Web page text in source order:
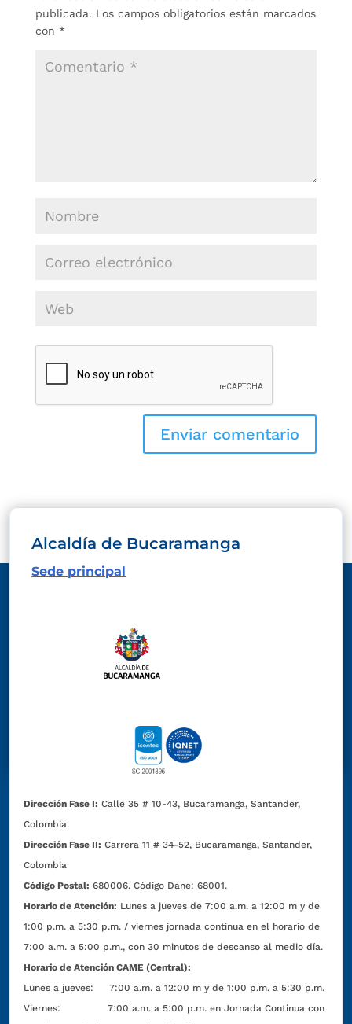
publicada. Los campos obligatorios están marcados
con *
Alcaldía de Bucaramanga
Sede principal
Dirección Fase I: Calle 35 # 10-43, Bucaramanga, Santander,
Colombia.
Dirección Fase II: Carrera 11 # 34-52, Bucaramanga, Santander,
Colombia
Código Postal: 680006. Código Dane: 68001.
Horario de Atención: Lunes a jueves de 7:00 a.m. a 12:00 m y de
1:00 p.m. a 5:30 p.m. / viernes jornada continua en el horario de
7:00 a.m. a 5:00 p.m., con 30 minutos de descanso al medio día.
Horario de Atención CAME (Central):
Lunes a jueves: 7:00 a.m. a 12:00 m y de 1:00 p.m. a 5:30 p.m.
Viernes: 7:00 a.m. a 5:00 p.m. en Jornada Continua con